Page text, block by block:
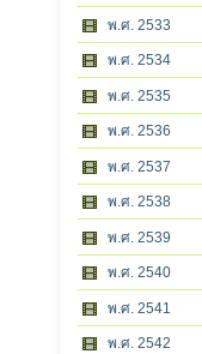
พ.ศ. 2533
พ.ศ. 2534
พ.ศ. 2535
พ.ศ. 2536
พ.ศ. 2537
พ.ศ. 2538
พ.ศ. 2539
พ.ศ. 2540
พ.ศ. 2541
พ.ศ. 2542